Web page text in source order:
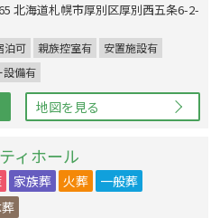
北海道札幌市厚別区厚別西五条6-2-
泊可 親族控室有
安置施設有
設備有
地図を見る
ィホール
家族葬 火葬
一般葬